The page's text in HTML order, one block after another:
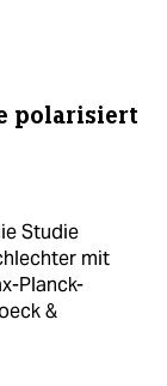
polarisiert
Studie
mit
Planck-
&